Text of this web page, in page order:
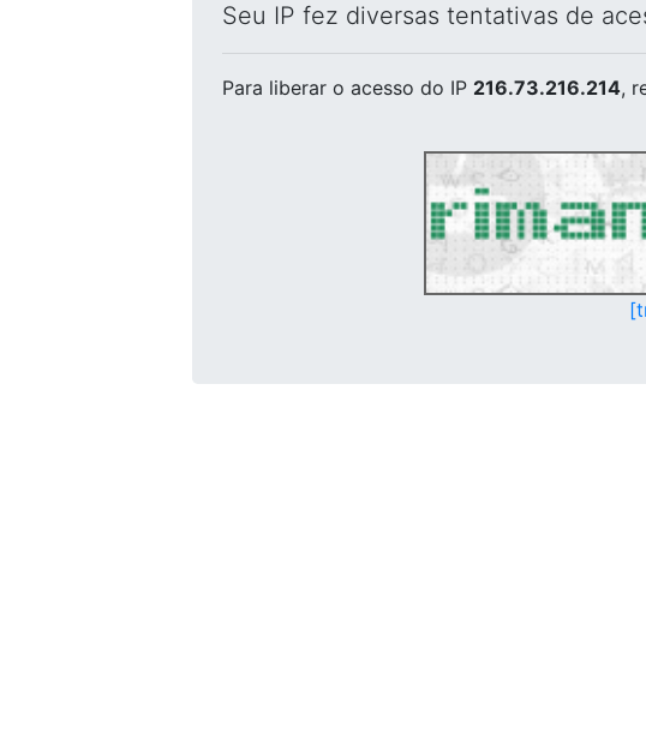
Seu IP fez diversas tentativas de
Para liberar o acesso do IP 216.73.216.214,